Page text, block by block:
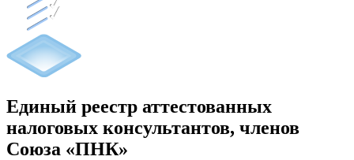
Единый реестр аттестованных
налоговых консультантов, членов
Союза «ПНК»